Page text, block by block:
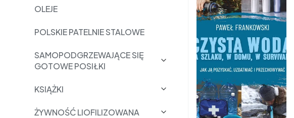
OLEJE
POLSKIE PATELNIE STALOWE
SAMOPODGRZEWAJĄCE SIĘ
GOTOWE POSIŁKI
KSIĄŻKI
ŻYWNOŚĆ LIOFILIZOWANA